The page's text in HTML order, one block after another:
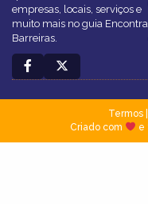
empresas, locais, serviços e
muito mais no guia Encontra
Barreiras.
Termos|
Criado com
e